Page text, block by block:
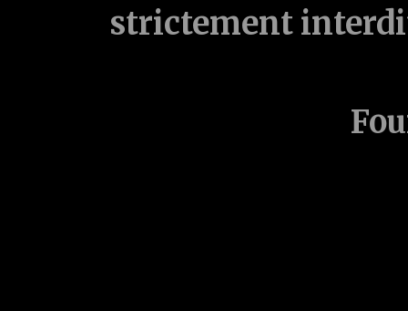
strictement